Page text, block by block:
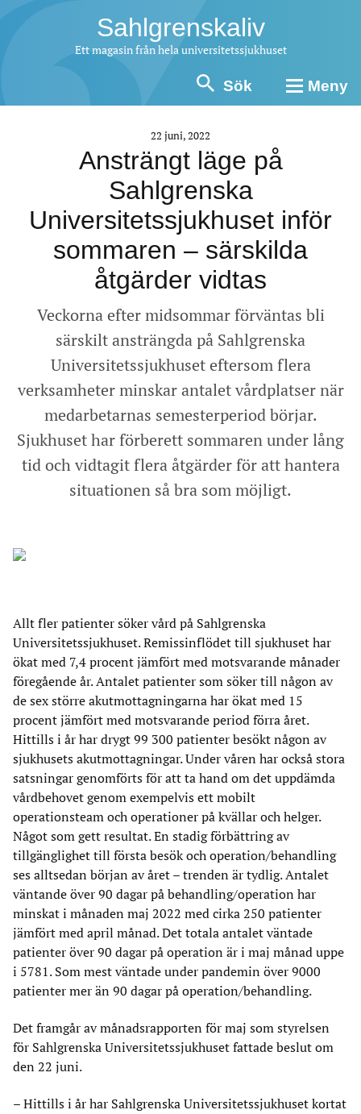
Sahlgrenskaliv
Ett magasin från hela universitetssjukhuset
Sök Meny
22 juni, 2022
Ansträngt läge på
Sahlgrenska
Universitetssjukhuset inför
sommaren – särskilda
åtgärder vidtas
Veckorna efter midsommar förväntas bli
särskilt ansträngda på Sahlgrenska
Universitetssjukhuset eftersom flera
verksamheter minskar antalet vårdplatser när
medarbetarnas semesterperiod börjar.
Sjukhuset har förberett sommaren under lång
tid och vidtagit flera åtgärder för att hantera
situationen så bra som möjligt.
Allt fler patienter söker vård på Sahlgrenska
Universitetssjukhuset. Remissinflödet till sjukhuset har
ökat med 7,4 procent jämfört med motsvarande månader
föregående år. Antalet patienter som söker till någon av
de sex större akutmottagningarna har ökat med 15
procent jämfört med motsvarande period förra året.
Hittills i år har drygt 99 300 patienter besökt någon av
sjukhusets akutmottagningar. Under våren har också stora
satsningar genomförts för att ta hand om det uppdämda
vårdbehovet genom exempelvis ett mobilt
operationsteam och operationer på kvällar och helger.
Något som gett resultat. En stadig förbättring av
tillgänglighet till första besök och operation/behandling
ses alltsedan början av året – trenden är tydlig. Antalet
väntande över 90 dagar på behandling/operation har
minskat i månaden maj 2022 med cirka 250 patienter
jämfört med april månad. Det totala antalet väntade
patienter över 90 dagar på operation är i maj månad uppe
i 5781. Som mest väntade under pandemin över 9000
patienter mer än 90 dagar på operation/behandling.
Det framgår av månadsrapporten för maj som styrelsen
för Sahlgrenska Universitetssjukhuset fattade beslut om
den 22 juni.
– Hittills i år har Sahlgrenska Universitetssjukhuset kortat